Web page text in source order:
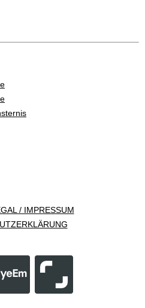
/ IMPRESSUM